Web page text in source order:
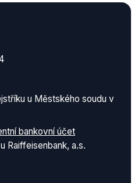
u Městského soudu v
bankovní účet
Raiffeisenbank, a.s.